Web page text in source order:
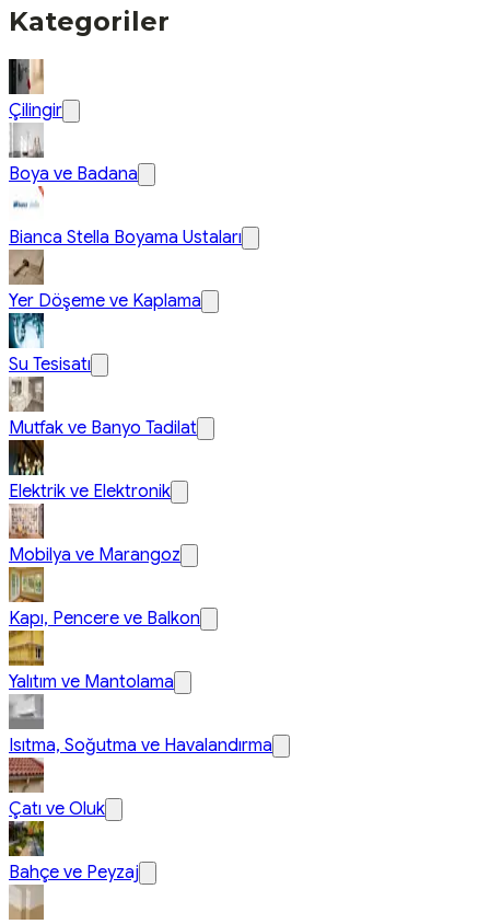
Kategoriler
Çilingir
Boya ve Badana
Bianca Stella Boyama Ustaları
Yer Döşeme ve Kaplama
Su Tesisatı
Mutfak ve Banyo Tadilat
Elektrik ve Elektronik
Mobilya ve Marangoz
Kapı, Pencere ve Balkon
Yalıtım ve Mantolama
Isıtma, Soğutma ve Havalandırma
Çatı ve Oluk
Bahçe ve Peyzaj